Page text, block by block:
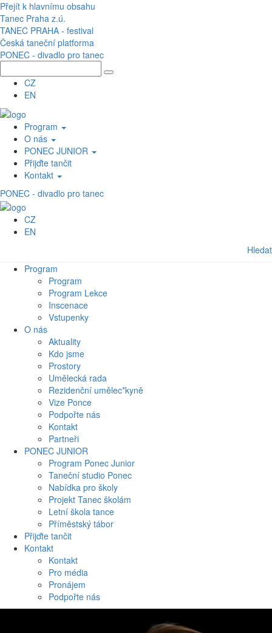
Přejít k hlavnímu obsahu
Tanec Praha z.ú.
TANEC PRAHA - festival
Česká taneční platforma
PONEC - divadlo pro tanec
CZ
EN
Program
O nás
PONEC JUNIOR
Přijďte tančit
Kontakt
PONEC - divadlo pro tanec
CZ
EN
Hledat
Program
Program
Program Lekce
Inscenace
Vstupenky
O nás
Aktuality
Kdo jsme
Prostory
Umělecká rada
Rezidenční umělec*kyně
Vize Ponce
Podpořte nás
Kontakt
Partneři
PONEC JUNIOR
Program Ponec Junior
Taneční studio Ponec
Nabídka pro školy
Projekt Tanec školám
Letní škola tance
Příměstský tábor
Přijďte tančit
Kontakt
Kontakt
Pro média
Pronájem
Podpořte nás